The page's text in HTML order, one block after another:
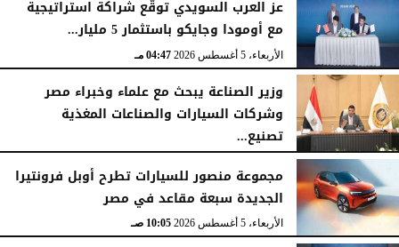
عز العرب السويدي توقّع شراكة استراتيجية
مع أومودا وجايكو باستثمار 5 مليار...
الأربعاء، 5 أغسطس 2026 04:47 مـ
وزير الصناعة يبحث مع علماء وخبراء مصر
وشركات السيارات والصناعات المغذية
تصنيع...
الأربعاء، 5 أغسطس 2026
مجموعة منصور للسيارات تطرح أوبل فرونتيرا
الجديدة سبعة مقاعد في مصر
الأربعاء، 5 أغسطس 2026 10:05 صـ